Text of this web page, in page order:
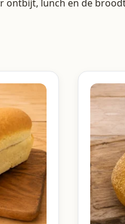
ontbijt, lunch en de